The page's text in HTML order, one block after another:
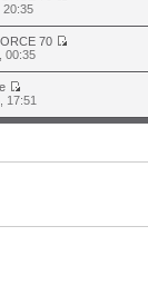
20:35
70
00:35
17:51